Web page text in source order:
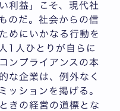
利益」こそ、現代社
のだ。社会からの信
めにいかなる行動を
1人ひとりが自らに
ンプライアンスの本
な企業は、例外なく
ッションを掲げる。
きの経営の道標とな